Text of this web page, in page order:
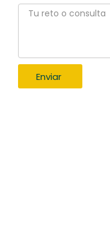
Enviar